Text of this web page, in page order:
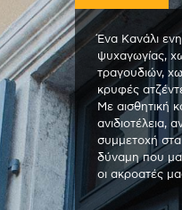
Ένα Κανάλι
ψυχαγωγίας,
τραγουδιών,
κρυφές
Με αισθητική
ανιδιοτέλεια,
συμμετοχή στα
δύναμη που
οι ακροατές